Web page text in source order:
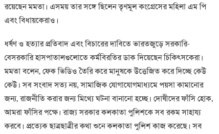
রয়েছেন মমতা। এসময় তার সঙ্গে ছিলেন তৃণমূল কংগ্রেসের মহিলা এম পি
এবং বিধায়কেরাও।
ধর্ষণ ও হত্যার প্রতিবাদ এবং বিচারের দাবিতে ভারতজুড়ে সরকারি-
বেসরকারি হাসপাতালগুলোতে কর্মবিরতির ডাক দিয়েছেন চিকিৎসকেরা।
মমতা বলেন, ফেক ভিডিও তৈরি করে মানুষকে উত্তেজিত করে দিচ্ছে কেউ
কেউ। সব সংবাদ সত্য নয়, সামাজিক যোগাযোগমাধ্যমে পয়সা কামানোর
জন্য, রাজনীতি করার জন্য মিথ্যে ঘটনা বানানো হচ্ছে। দোষীদের ফাঁসি হোক,
আমরা ফাঁসির পক্ষে। রাজ্য সরকার কলকাতা পুলিশকে সব রকম সাহায্য
করবে। প্রত্যেক ছাত্রছাত্রীর কথা শুনে কলকাতা পুলিশ কাজ করেছে। সব